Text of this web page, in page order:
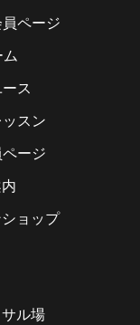
ページ
ス
スン
ージ
ョップ
ル場